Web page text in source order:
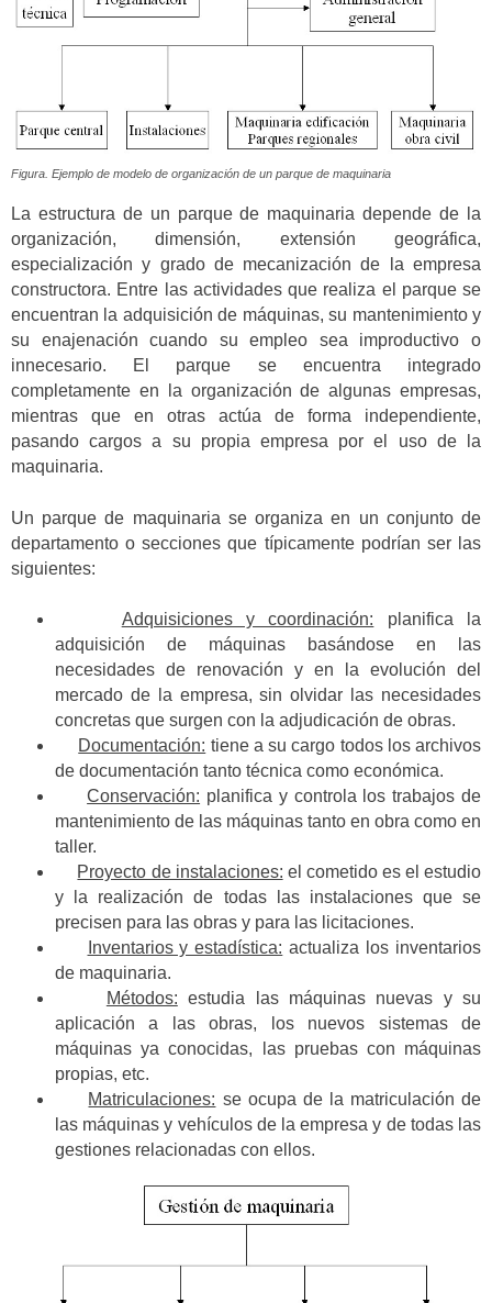
Figura. Ejemplo de modelo de organización de un parque de maquinaria
La estructura de un parque de maquinaria depende de la
organización, dimensión, extensión geográfica,
especialización y grado de mecanización de la empresa
constructora. Entre las actividades que realiza el parque se
encuentran la adquisición de máquinas, su mantenimiento y
su enajenación cuando su empleo sea improductivo o
innecesario. El parque se encuentra integrado
completamente en la organización de algunas empresas,
mientras que en otras actúa de forma independiente,
pasando cargos a su propia empresa por el uso de la
maquinaria.
Un parque de maquinaria se organiza en un conjunto de
departamento o secciones que típicamente podrían ser las
siguientes:
Adquisiciones y coordinación: planifica la
adquisición de máquinas basándose en las
necesidades de renovación y en la evolución del
mercado de la empresa, sin olvidar las necesidades
concretas que surgen con la adjudicación de obras.
Documentación: tiene a su cargo todos los archivos
de documentación tanto técnica como económica.
Conservación: planifica y controla los trabajos de
mantenimiento de las máquinas tanto en obra como en
taller.
Proyecto de instalaciones: el cometido es el estudio
y la realización de todas las instalaciones que se
precisen para las obras y para las licitaciones.
Inventarios y estadística: actualiza los inventarios
de maquinaria.
Métodos: estudia las máquinas nuevas y su
aplicación a las obras, los nuevos sistemas de
máquinas ya conocidas, las pruebas con máquinas
propias, etc.
Matriculaciones: se ocupa de la matriculación de
las máquinas y vehículos de la empresa y de todas las
gestiones relacionadas con ellos.